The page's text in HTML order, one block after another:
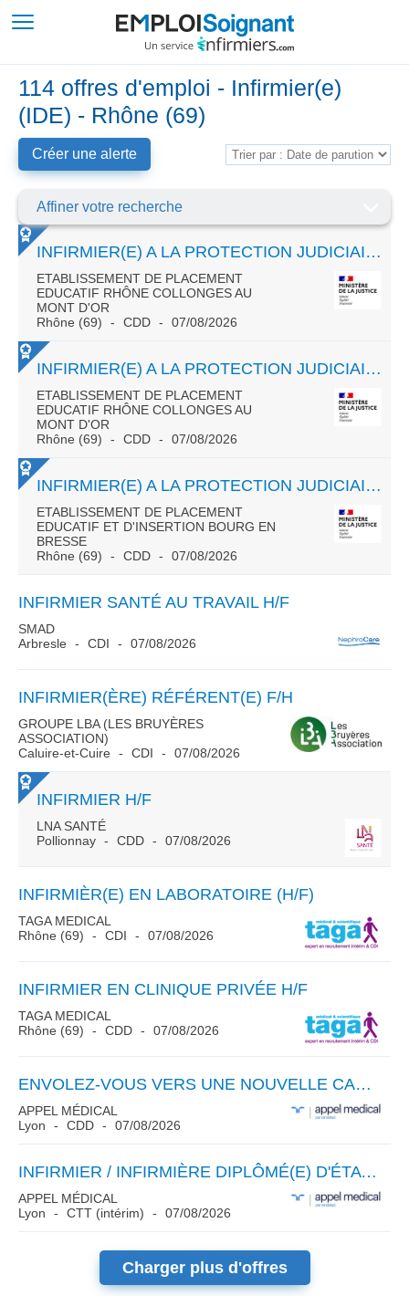
114 offres d'emploi - Infirmier(e)
(IDE) - Rhône (69)
Créer une alerte
Affiner votre recherche
INFIRMIER(E) A LA PROTECTION JUDICIAIRE DE LA JEUNESSE TEMPS PLEIN CDD 3 ANS
ETABLISSEMENT DE PLACEMENT
EDUCATIF RHÔNE COLLONGES AU
MONT D'OR
Rhône (69)
CDD 07/08/2026
INFIRMIER(E) A LA PROTECTION JUDICIAIRE DE LA JEUNESSE TEMPS PLEIN CDD 3 ANS
ETABLISSEMENT DE PLACEMENT
EDUCATIF RHÔNE COLLONGES AU
MONT D'OR
Rhône (69)
CDD 07/08/2026
INFIRMIER(E) A LA PROTECTION JUDICIAIRE DE LA JEUNESSE TEMPS PLEIN CDD 3 ANS
ETABLISSEMENT DE PLACEMENT
EDUCATIF ET D'INSERTION BOURG EN
BRESSE
Rhône (69)
CDD 07/08/2026
INFIRMIER SANTÉ AU TRAVAIL H/F
SMAD
Arbresle
CDI 07/08/2026
INFIRMIER(ÈRE) RÉFÉRENT(E) F/H
GROUPE LBA (LES BRUYÈRES
ASSOCIATION)
Caluire-et-Cuire
CDI 07/08/2026
INFIRMIER H/F
LNA SANTÉ
Pollionnay
CDD 07/08/2026
INFIRMIÈR(E) EN LABORATOIRE (H/F)
TAGA MEDICAL
Rhône (69)
CDI 07/08/2026
INFIRMIER EN CLINIQUE PRIVÉE H/F
TAGA MEDICAL
Rhône (69)
CDD 07/08/2026
ENVOLEZ-VOUS VERS UNE NOUVELLE CARRIÈRE : DEVENEZ INFIRMIER(E) DE BLOC OPÉRATOIRE ! H/F
APPEL MÉDICAL
Lyon
CDD 07/08/2026
INFIRMIER / INFIRMIÈRE DIPLÔMÉ(E) D'ÉTAT (F/H) – VACATION (LYON)
APPEL MÉDICAL
Lyon
CTT (intérim) 07/08/2026
Charger plus d'offres